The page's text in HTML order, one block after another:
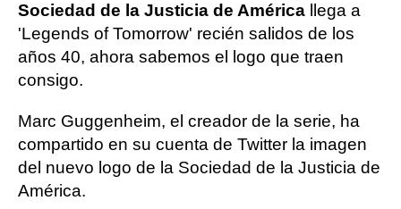
Sociedad de la Justicia de América llega a
'Legends of Tomorrow' recién salidos de los
años 40, ahora sabemos el logo que traen
consigo.
Marc Guggenheim, el creador de la serie, ha
compartido en su cuenta de Twitter la imagen
del nuevo logo de la Sociedad de la Justicia de
América.